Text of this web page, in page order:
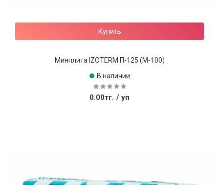
Купить
Минплита IZOTERM П-125 (М-100)
В наличии
0.00тг. / уп